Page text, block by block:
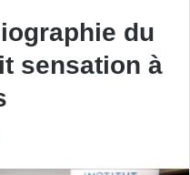
du
sensation à